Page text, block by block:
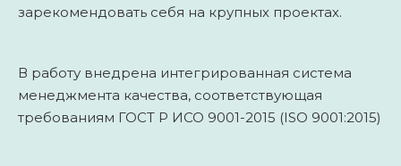
зарекомендовать себя на крупных проектах.
В работу внедрена интегрированная система
менеджмента качества, соответствующая
требованиям ГОСТ Р ИСО 9001-2015 (ISO 9001:2015)